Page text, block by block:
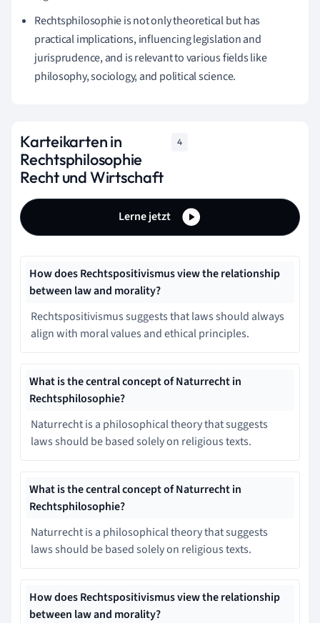
Rechtsphilosophie is not only theoretical but has
practical implications, influencing legislation and
jurisprudence, and is relevant to various fields like
philosophy, sociology, and political science.
Karteikarten in
Rechtsphilosophie
Recht und Wirtschaft
4
Lerne jetzt
How does Rechtspositivismus view the relationship
between law and morality?
Rechtspositivismus suggests that laws should always
align with moral values and ethical principles.
What is the central concept of Naturrecht in
Rechtsphilosophie?
Naturrecht is a philosophical theory that suggests
laws should be based solely on religious texts.
What is the central concept of Naturrecht in
Rechtsphilosophie?
Naturrecht is a philosophical theory that suggests
laws should be based solely on religious texts.
How does Rechtspositivismus view the relationship
between law and morality?